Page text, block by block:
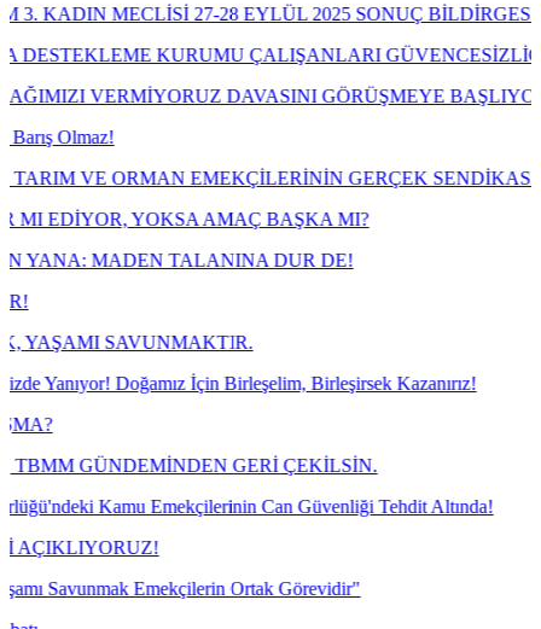
27-28 EYLÜL 2025 SONUÇ BİLDİRGESİ
KURUMU ÇALIŞANLARI GÜVENCESİZLİĞE
DAVASINI GÖRÜŞMEYE BAŞLIYOR
ORMAN EMEKÇİLERİNİN GERÇEK SENDİKASI TARIM
YOKSA AMAÇ BAŞKA MI?
TALANINA DUR DE!
SAVUNMAKTIR.
Doğamız İçin Birleşelim, Birleşirsek Kazanırız!
GERİ ÇEKİLSİN.
Emekçilerinin Can Güvenliği Tehdit Altında!
Emekçilerin Ortak Görevidir"